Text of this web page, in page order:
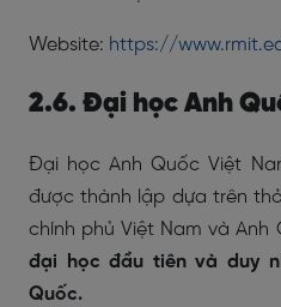
Website: https://
2.6. Đại học Anh
Đại học Anh Quốc Việt
được thành lập dựa trên
chính phủ Việt Nam và Anh
đại học đầu tiên và duy
Quốc.